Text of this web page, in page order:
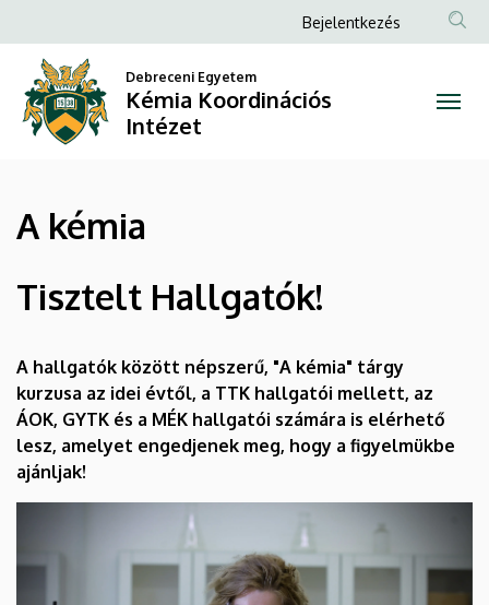
kémia
Kémia
Koordinációs
Intézet
a
tartalomra
Anonim
fiók
menüje
Bejelentkezés
Debreceni Egyetem
Kémia Koordinációs
Intézet
A kémia
Tisztelt Hallgatók!
A hallgatók között népszerű, "A kémia" tárgy
kurzusa az idei évtől, a TTK hallgatói mellett, az
ÁOK, GYTK és a MÉK hallgatói számára is elérhető
lesz, amelyet engedjenek meg, hogy a figyelmükbe
ajánljak!